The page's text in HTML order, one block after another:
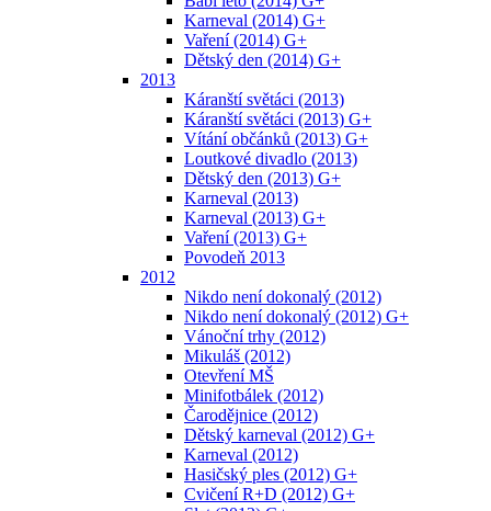
Karneval (2014) G+
Vaření (2014) G+
Dětský den (2014) G+
2013
Káranští světáci (2013)
Káranští světáci (2013) G+
Vítání občánků (2013) G+
Loutkové divadlo (2013)
Dětský den (2013) G+
Karneval (2013)
Karneval (2013) G+
Vaření (2013) G+
Povodeň 2013
2012
Nikdo není dokonalý (2012)
Nikdo není dokonalý (2012) G+
Vánoční trhy (2012)
Mikuláš (2012)
Otevření MŠ
Minifotbálek (2012)
Čarodějnice (2012)
Dětský karneval (2012) G+
Karneval (2012)
Hasičský ples (2012) G+
Cvičení R+D (2012) G+